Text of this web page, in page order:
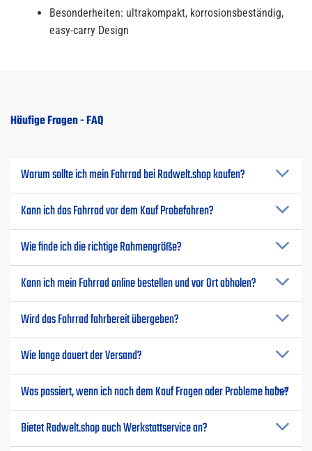
Besonderheiten: ultrakompakt, korrosionsbeständig,
easy-carry Design
Häufige Fragen - FAQ
Warum sollte ich mein Fahrrad bei Radwelt.shop kaufen?
Kann ich das Fahrrad vor dem Kauf Probefahren?
Wie finde ich die richtige Rahmengröße?
Kann ich mein Fahrrad online bestellen und vor Ort abholen?
Wird das Fahrrad fahrbereit übergeben?
Wie lange dauert der Versand?
Was passiert, wenn ich nach dem Kauf Fragen oder Probleme habe?
Bietet Radwelt.shop auch Werkstattservice an?